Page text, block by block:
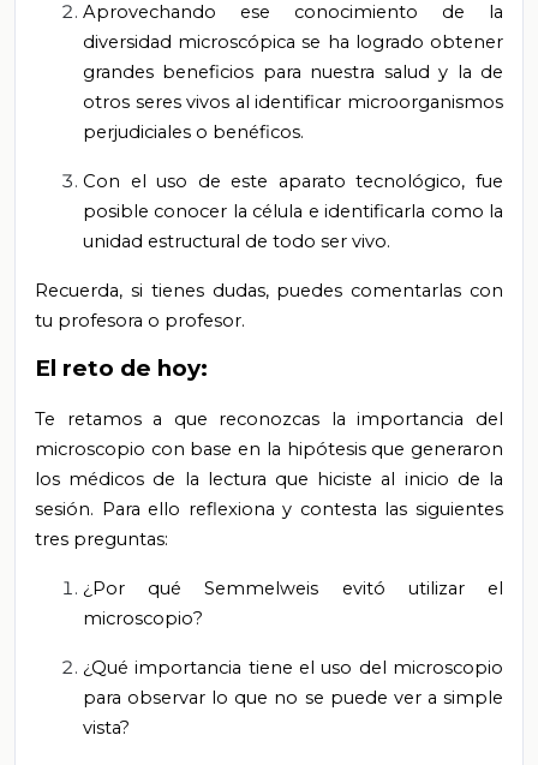
Aprovechando ese conocimiento de la
diversidad microscópica se ha logrado obtener
grandes beneficios para nuestra salud y la de
otros seres vivos al identificar microorganismos
perjudiciales o benéficos.
Con el uso de este aparato tecnológico, fue
posible conocer la célula e identificarla como la
unidad estructural de todo ser vivo.
Recuerda, si tienes dudas, puedes comentarlas con
tu profesora o profesor.
El reto de hoy:
Te retamos a que reconozcas la importancia del
microscopio con base en la hipótesis que generaron
los médicos de la lectura que hiciste al inicio de la
sesión. Para ello reflexiona y contesta las siguientes
tres preguntas:
¿Por qué Semmelweis evitó utilizar el
microscopio?
¿Qué importancia tiene el uso del microscopio
para observar lo que no se puede ver a simple
vista?